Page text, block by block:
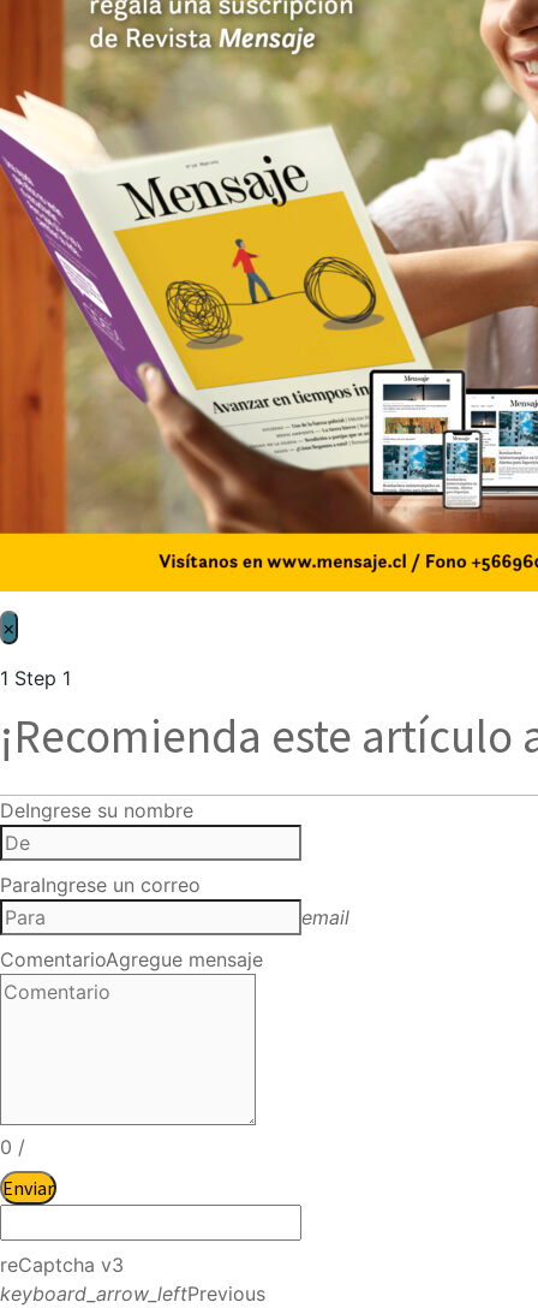
×
1 Step 1
¡Recomienda este artículo
DeIngrese su nombre
ParaIngrese un correo
email
ComentarioAgregue mensaje
0 /
Enviar
reCaptcha v3
keyboard_arrow_leftPrevious